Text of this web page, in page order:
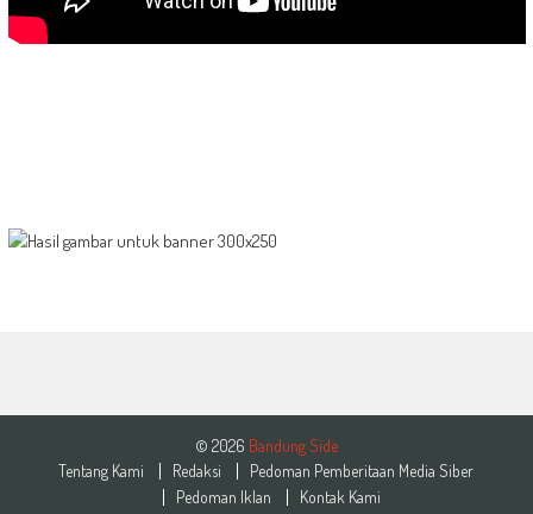
© 2026 Bandung Side
Tentang Kami
Redaksi
Pedoman Pemberitaan Media Siber
Pedoman Iklan
Kontak Kami